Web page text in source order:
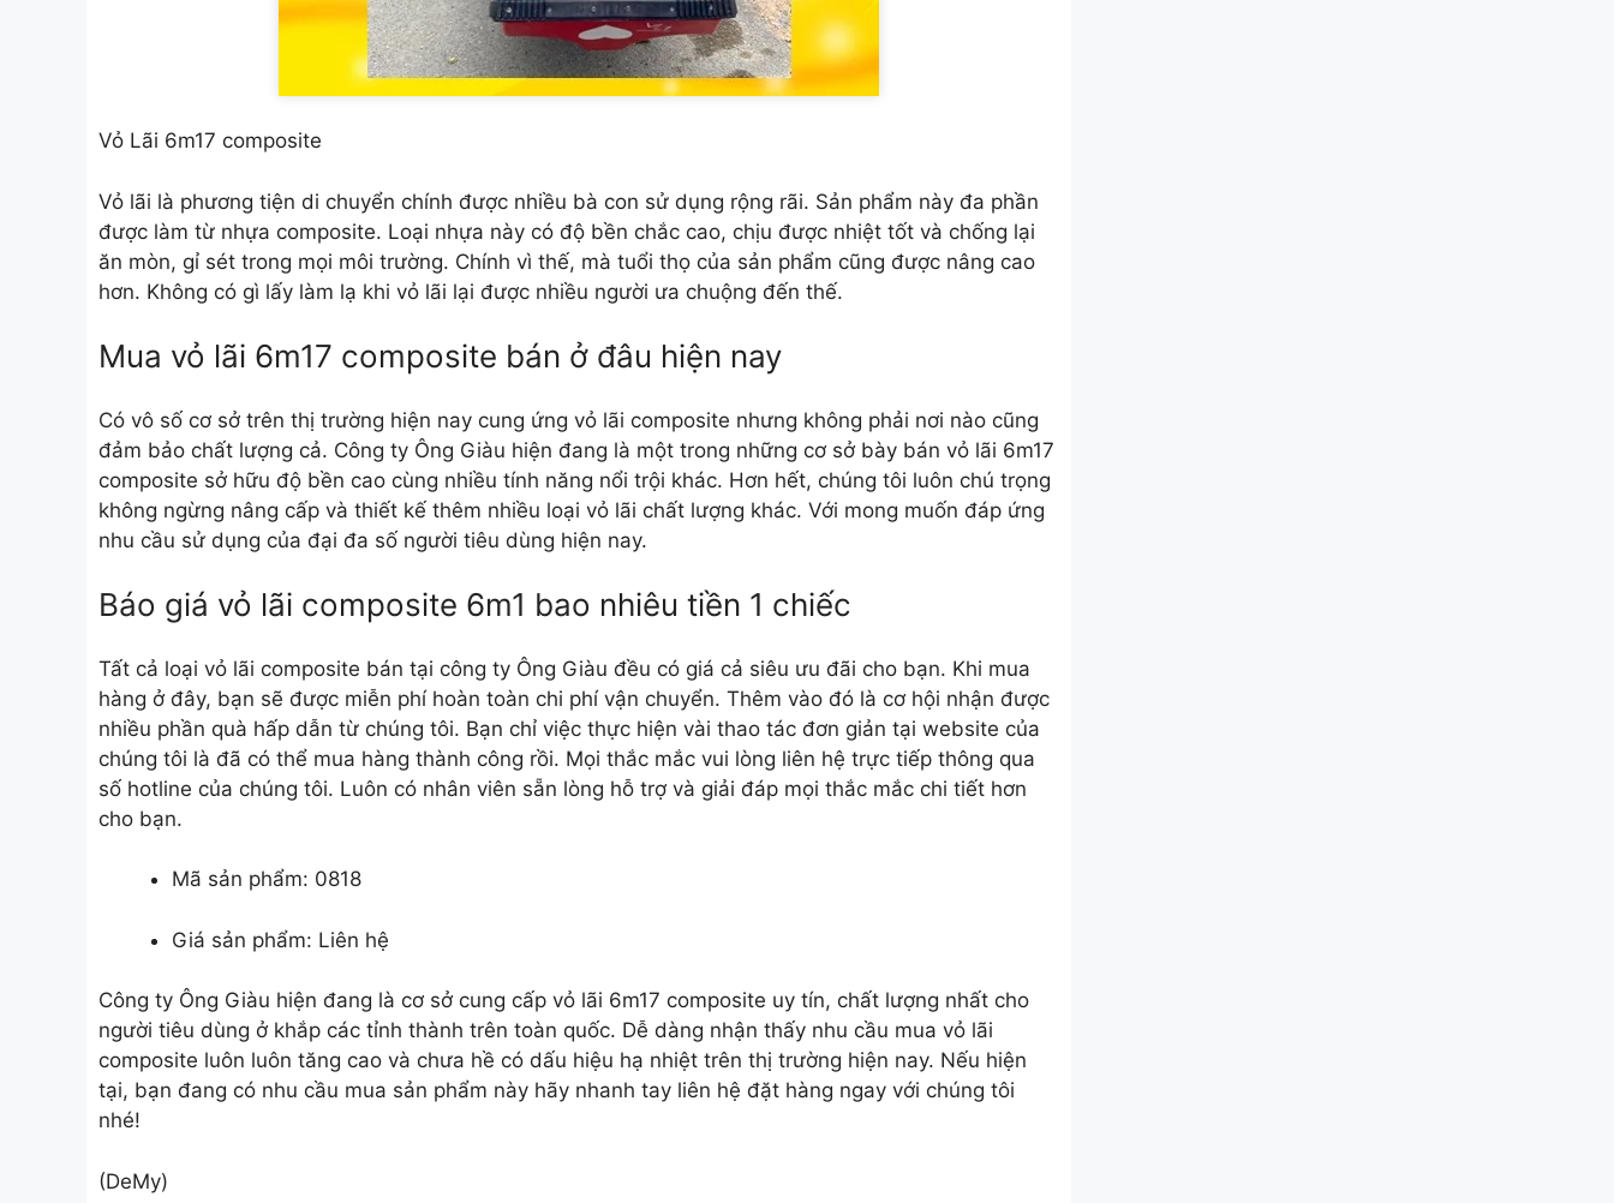
Vỏ Lãi 6m17 composite
Vỏ lãi là phương tiện di chuyển chính được nhiều bà con sử dụng rộng rãi. Sản phẩm này đa phần
được làm từ nhựa composite. Loại nhựa này có độ bền chắc cao, chịu được nhiệt tốt và chống lại
ăn mòn, gỉ sét trong mọi môi trường. Chính vì thế, mà tuổi thọ của sản phẩm cũng được nâng cao
hơn. Không có gì lấy làm lạ khi vỏ lãi lại được nhiều người ưa chuộng đến thế.
Mua vỏ lãi 6m17 composite bán ở đâu hiện nay
Có vô số cơ sở trên thị trường hiện nay cung ứng vỏ lãi composite nhưng không phải nơi nào cũng
đảm bảo chất lượng cả. Công ty Ông Giàu hiện đang là một trong những cơ sở bày bán vỏ lãi 6m17
composite sở hữu độ bền cao cùng nhiều tính năng nổi trội khác. Hơn hết, chúng tôi luôn chú trọng
không ngừng nâng cấp và thiết kế thêm nhiều loại vỏ lãi chất lượng khác. Với mong muốn đáp ứng
nhu cầu sử dụng của đại đa số người tiêu dùng hiện nay.
Báo giá vỏ lãi composite 6m1 bao nhiêu tiền 1 chiếc
Tất cả loại vỏ lãi composite bán tại công ty Ông Giàu đều có giá cả siêu ưu đãi cho bạn. Khi mua
hàng ở đây, bạn sẽ được miễn phí hoàn toàn chi phí vận chuyển. Thêm vào đó là cơ hội nhận được
nhiều phần quà hấp dẫn từ chúng tôi. Bạn chỉ việc thực hiện vài thao tác đơn giản tại website của
chúng tôi là đã có thể mua hàng thành công rồi. Mọi thắc mắc vui lòng liên hệ trực tiếp thông qua
số hotline của chúng tôi. Luôn có nhân viên sẵn lòng hỗ trợ và giải đáp mọi thắc mắc chi tiết hơn
cho bạn.
Mã sản phẩm: 0818
Giá sản phẩm: Liên hệ
Công ty Ông Giàu hiện đang là cơ sở cung cấp vỏ lãi 6m17 composite uy tín, chất lượng nhất cho
người tiêu dùng ở khắp các tỉnh thành trên toàn quốc. Dễ dàng nhận thấy nhu cầu mua vỏ lãi
composite luôn luôn tăng cao và chưa hề có dấu hiệu hạ nhiệt trên thị trường hiện nay. Nếu hiện
tại, bạn đang có nhu cầu mua sản phẩm này hãy nhanh tay liên hệ đặt hàng ngay với chúng tôi
nhé!
(DeMy)